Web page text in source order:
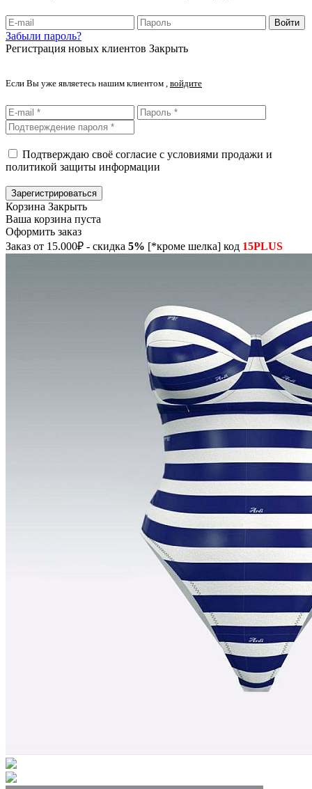
Войти
Забыли пароль?
Регистрация новых клиентов Закрыть
Если Вы уже являетесь нашим клиентом , войдите
Подтверждаю своё согласие с условиями продажи и
политикой защиты информации
Зарегистрироваться
Корзина Закрыть
Ваша корзина пуста
Оформить заказ
Заказ от 15.000₽ - скидка 5% [*кроме шелка] код 15PLUS